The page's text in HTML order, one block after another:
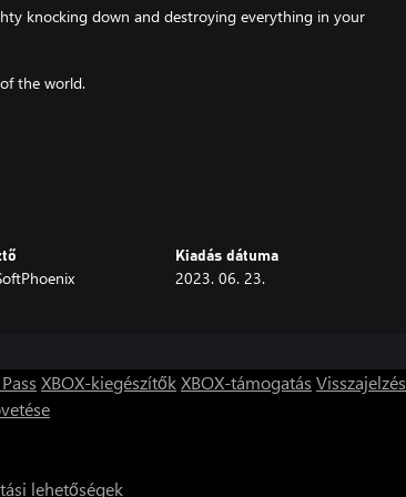
knocking down and destroying everything in your
the world.
most challenging achievements.
and fight for a cause much bigger than yourself.
Kiadás dátuma
2023. 06. 23.
XBOX-kiegészítőkXBOX-támogatás Visszajelzés
lehetőségek